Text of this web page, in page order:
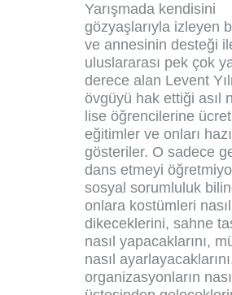
Yarışmada kendisini
gözyaşlarıyla izleyen
ve annesinin desteği
uluslararası pek çok
derece alan Levent
övgüyü hak ettiği asıl
lise öğrencilerine
eğitimler ve onları
gösteriler. O sadece
dans etmeyi
sosyal sorumluluk
onlara kostümleri nasıl
dikeceklerini, sahne
nasıl yapacaklarını,
nasıl
organizasyonların nasıl